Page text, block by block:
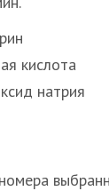
кислота
натрия